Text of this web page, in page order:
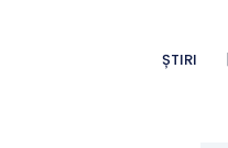
ȘTIRI